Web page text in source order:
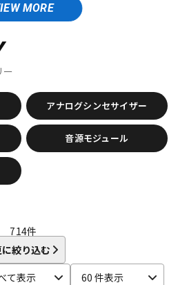
パーカッション
その他楽器
レコーディング機器
MORE
DATO
DAVE SMITH INSTRUMENTS
DOEPFER
DREADBOX
GATOR
HAMMOND
Ikebe Original JOMOX
K&M
KORG Leslie
Make Noise
M-AUDIO
Mellotron
NOMAD
Roland
shin’s music
Singular Sound
STUDIO ELECTRONICS
アナログシンセサイザー
音源モジュール
714件
絞り込む
て表示 60 件表示